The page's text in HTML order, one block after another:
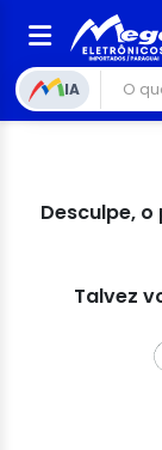
IA
Desculpe,
Talvez